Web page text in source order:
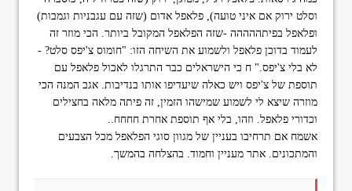
וסלט ירוק אם איני טועה), פלאפל אדום (שזה עם עגבניות וגמבות)
ופלאפל בפיתההההה -שזה הפלאפל המקובל ביותר. הכי מוזר זה
לעמוד בדוכן פלאפל ולשמוע את השיחה הזו: "חומוס צ'יפס סלט? -
לא בלי צ'יפס." ח כי הישראלים כבר התרגלו לאכול פלאפל עם
תוספת של צ'יפס ויש כאלה שיעדיפו אותו בנדיבות. אגב המנה הכי
מוזרה שיצא לי לשמוע שמישהו הזמין, זה פיתה מלאה בחצילים
וכדורי פלאפל. וזהו, בלי אף תוספת אחרת חחחח..
אשמח אם תרחיבו בעניין של מגוון סוגי הפלאפל מכל הצבעים
והמתכונים. אתר מעניין וחמוד. בהצלחה בהמשך.